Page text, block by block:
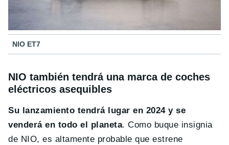
NIO ET7
NIO también tendrá una marca de coches
eléctricos asequibles
Su lanzamiento tendrá lugar en 2024 y se
venderá en todo el planeta. Como buque insignia
de NIO, es altamente probable que estrene